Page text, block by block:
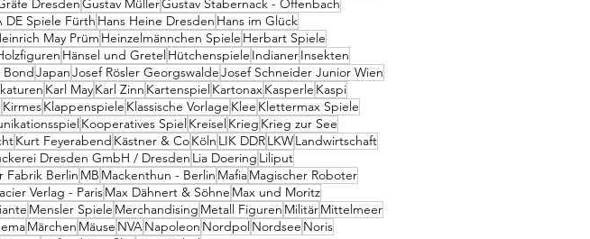
DresdenGustav MüllerGustav Stabernack - Offenbach
DE Spiele Fürth Hans Heine Dresden Hans im Glück
May Prüm Heinzelmännchen Spiele Herbart Spiele
Hänsel und GretelHütchenspiele IndianerInsekten
BondJapanJosef Rösler GeorgswaldeJosef Schneider Junior Wien
Karl MayKarl Zinn KartenspielKartonaxKasperle Kaspi
KirmesKlappenspiele Klassische Vorlage Klee Klettermax Spiele
Kooperatives SpielKreiselKrieg Krieg zur See
Kurt Feyerabend Kästner & CoKöln LIK DDRLKWLandwirtschaft
Dresden GmbH / Dresden Lia Doering Liliput
Fabrik Berlin MB Mackenthun - Berlin MafiaMagischer Roboter
Verlag - ParisMax Dähnert & Söhne Max und Moritz
Mensler Spiele Merchandising Metall Figuren MilitärMittelmeer
Märchen Mäuse NVANapoleon NordpolNordsee Noris